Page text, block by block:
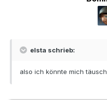
elsta schrieb:
also ich könnte mich